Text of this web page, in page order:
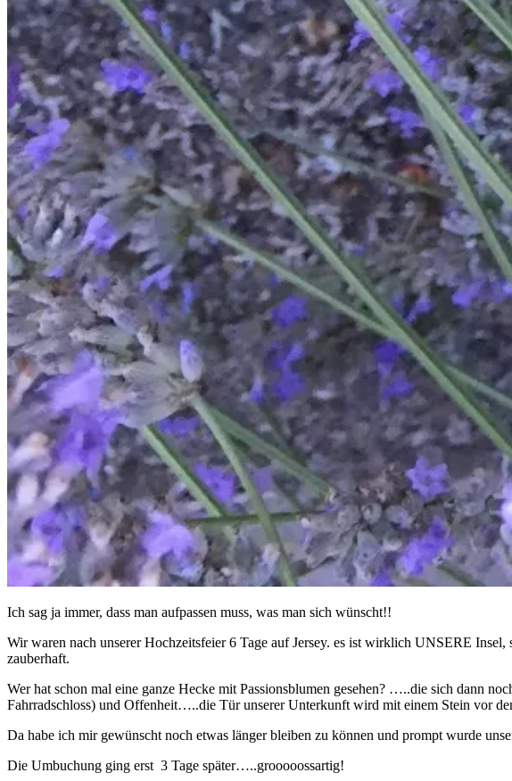
Ich sag ja immer, dass man aufpassen muss, was man sich wünscht!!
Wir waren nach unserer Hochzeitsfeier 6 Tage auf Jersey. es ist wirklich UNSERE
zauberhaft.
Wer hat schon mal eine ganze Hecke mit Passionsblumen gesehen? …..die sich dann
Fahrradschloss) und Offenheit…..die Tür unserer Unterkunft wird mit einem Stein vor
Da habe ich mir gewünscht noch etwas länger bleiben zu können und prompt wurde
Die Umbuchung ging erst 3 Tage später…..grooooossartig!